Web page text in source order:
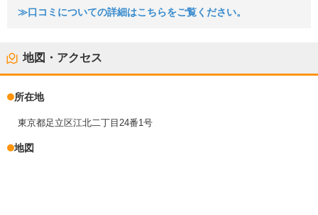
≫口コミについての詳細はこちらをご覧ください。
地図・アクセス
所在地
東京都足立区江北二丁目24番1号
地図